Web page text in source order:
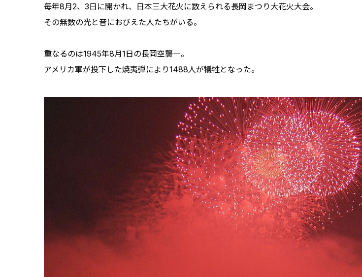
毎年8月2、3日に開かれ、日本三大花火に数えられる長岡まつり大花火大会。
その無数の光と音におびえた人たちがいる。
重なるのは1945年8月1日の長岡空襲―。
アメリカ軍が投下した焼夷弾により1488人が犠牲となった。